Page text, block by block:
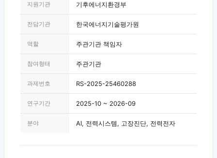
지원기관 기후에너지환경부
전담기관 한국에너지기술평가원
역할 주관기관 책임자
참여형태 주관기관
과제번호 RS-2025-25460288
연구기간 2025-10 ~ 2026-09
분야 AI, 전력시스템, 고장진단, 전력전자